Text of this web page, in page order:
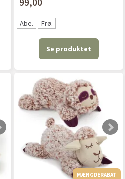
99,00
Abe. Frø.
Se produktet
MÆNGDERABAT